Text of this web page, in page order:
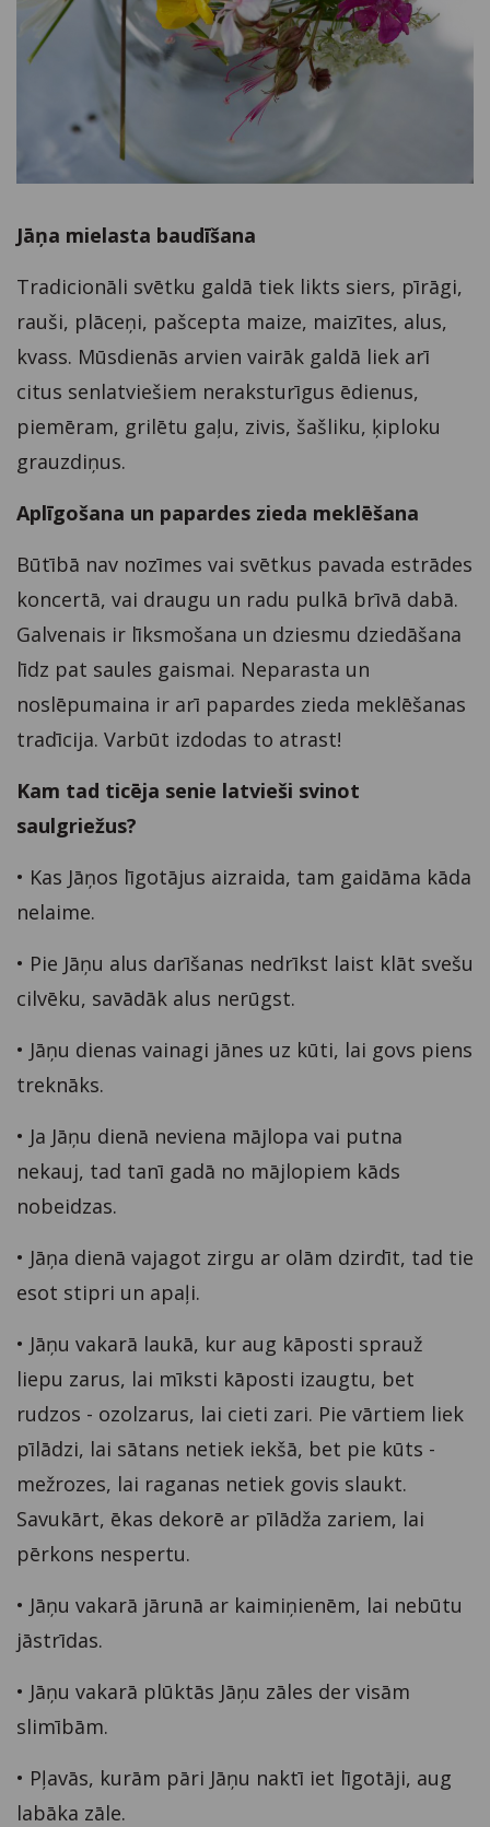
Jāņa mielasta baudīšana
Tradicionāli svētku galdā tiek likts siers, pīrāgi,
rauši, plāceņi, pašcepta maize, maizītes, alus,
kvass. Mūsdienās arvien vairāk galdā liek arī
citus senlatviešiem neraksturīgus ēdienus,
piemēram, grilētu gaļu, zivis, šašliku, ķiploku
grauzdiņus.
Aplīgošana un papardes zieda meklēšana
Būtībā nav nozīmes vai svētkus pavada estrādes
koncertā, vai draugu un radu pulkā brīvā dabā.
Galvenais ir līksmošana un dziesmu dziedāšana
līdz pat saules gaismai. Neparasta un
noslēpumaina ir arī papardes zieda meklēšanas
tradīcija. Varbūt izdodas to atrast!
Kam tad ticēja senie latvieši svinot
saulgriežus?
• Kas Jāņos līgotājus aizraida, tam gaidāma kāda
nelaime.
• Pie Jāņu alus darīšanas nedrīkst laist klāt svešu
cilvēku, savādāk alus nerūgst.
• Jāņu dienas vainagi jānes uz kūti, lai govs piens
treknāks.
• Ja Jāņu dienā neviena mājlopa vai putna
nekauj, tad tanī gadā no mājlopiem kāds
nobeidzas.
• Jāņa dienā vajagot zirgu ar olām dzirdīt, tad tie
esot stipri un apaļi.
• Jāņu vakarā laukā, kur aug kāposti sprauž
liepu zarus, lai mīksti kāposti izaugtu, bet
rudzos - ozolzarus, lai cieti zari. Pie vārtiem liek
pīlādzi, lai sātans netiek iekšā, bet pie kūts -
mežrozes, lai raganas netiek govis slaukt.
Savukārt, ēkas dekorē ar pīlādža zariem, lai
pērkons nespertu.
• Jāņu vakarā jārunā ar kaimiņienēm, lai nebūtu
jāstrīdas.
• Jāņu vakarā plūktās Jāņu zāles der visām
slimībām.
• Pļavās, kurām pāri Jāņu naktī iet līgotāji, aug
labāka zāle.